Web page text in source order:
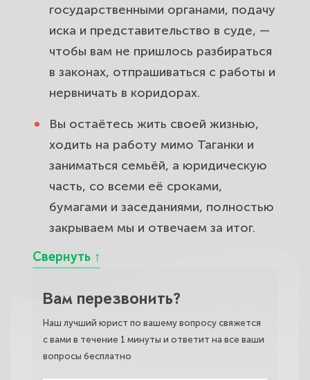
государственными органами, подачу
иска и представительство в суде, —
чтобы вам не пришлось разбираться
в законах, отпрашиваться с работы и
нервничать в коридорах.
Вы остаётесь жить своей жизнью,
ходить на работу мимо Таганки и
заниматься семьёй, а юридическую
часть, со всеми её сроками,
бумагами и заседаниями, полностью
закрываем мы и отвечаем за итог.
Вам перезвонить?
Наш лучший юрист по вашему вопросу свяжется
с вами в течение 1 минуты и ответит на все ваши
вопросы бесплатно